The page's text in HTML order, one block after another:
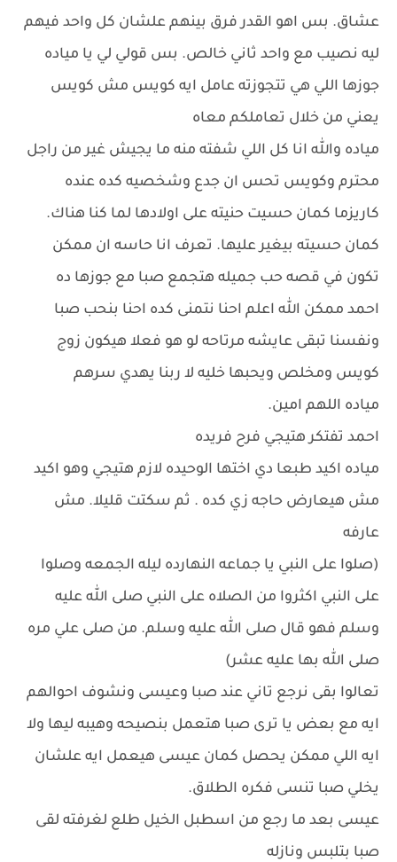
عشاق. بس اهو القدر فرق بينهم علشان كل واحد فيهم
ليه نصيب مع واحد ثاني خالص. بس قولي لي يا مياده
جوزها اللي هي تتجوزته عامل ايه كويس مش كويس
يعني من خلال تعاملكم معاه
مياده والله انا كل اللي شفته منه ما يجيش غير من راجل
محترم وكويس تحس ان جدع وشخصيه كده عنده
كاريزما كمان حسيت حنيته على اولادها لما كنا هناك.
كمان حسيته بيغير عليها. تعرف انا حاسه ان ممكن
تكون في قصه حب جميله هتجمع صبا مع جوزها ده
احمد ممكن الله اعلم احنا نتمنى كده احنا بنحب صبا
ونفسنا تبقى عايشه مرتاحه لو هو فعلا هيكون زوج
كويس ومخلص ويحبها خليه لا ربنا يهدي سرهم
مياده اللهم امين.
احمد تفتكر هتيجي فرح فريده
مياده اكيد طبعا دي اختها الوحيده لازم هتيجي وهو اكيد
مش هيعارض حاجه زي كده . ثم سكتت قليلا. مش
عارفه
(صلوا على النبي يا جماعه النهارده ليله الجمعه وصلوا
على النبي اكثروا من الصلاه على النبي صلى الله عليه
وسلم فهو قال صلى الله عليه وسلم. من صلى علي مره
صلى الله بها عليه عشر)
تعالوا بقى نرجع تاني عند صبا وعيسى ونشوف احوالهم
ايه مع بعض يا ترى صبا هتعمل بنصيحه وهيبه ليها ولا
ايه اللي ممكن يحصل كمان عيسى هيعمل ايه علشان
يخلي صبا تنسى فكره الطلاق.
عيسى بعد ما رجع من اسطبل الخيل طلع لغرفته لقى
صبا بتلبس ونازله